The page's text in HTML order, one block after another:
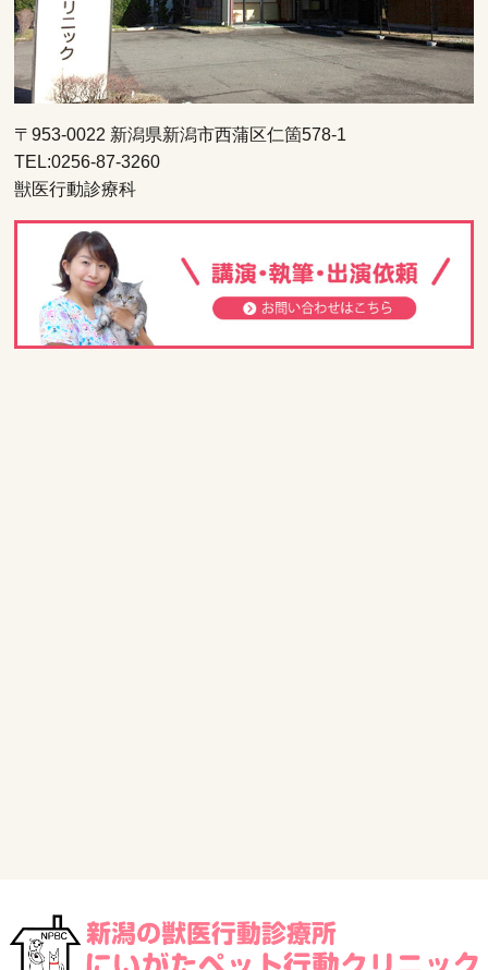
〒953-0022 新潟県新潟市西蒲区仁箇578-1
TEL:0256-87-3260
獣医行動診療科